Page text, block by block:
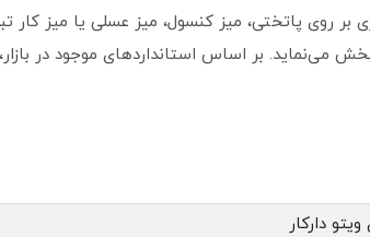
بر روی پاتختی، میز کنسول، میز عسلی یا میز
بر اساس استانداردهای موجود در بازار،
دارکار